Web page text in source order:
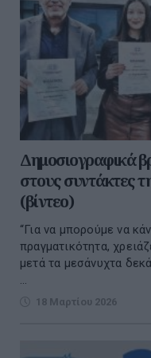
Δημοσιογραφικά
στους συντάκτες
(βίντεο)
“Για να μπορούμε να
πραγματικότητα,
μετά τα μεσάνυχτα
...
18 Μαρτίου 2026